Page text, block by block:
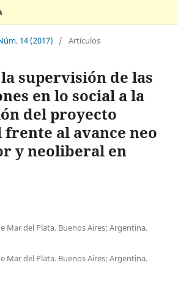
14 (2017) / Artículos
supervisión de las
en lo social a la
del proyecto
al avance neo
y neoliberal en
Mar del Plata. Buenos Aires; Argentina.
Mar del Plata. Buenos Aires; Argentina.